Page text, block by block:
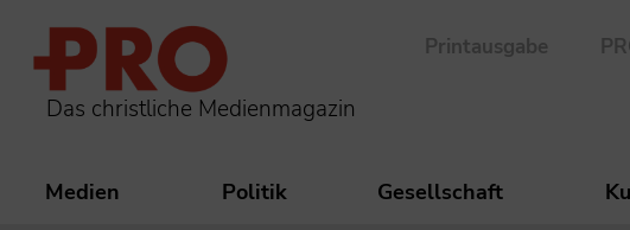
Das christliche Medienmagazin
Printausgabe
Medien Politik Gesellschaft